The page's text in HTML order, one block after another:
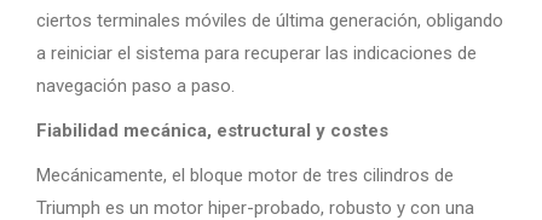
ciertos terminales móviles de última generación, obligando
a reiniciar el sistema para recuperar las indicaciones de
navegación paso a paso.
Fiabilidad mecánica, estructural y costes
Mecánicamente, el bloque motor de tres cilindros de
Triumph es un motor hiper-probado, robusto y con una